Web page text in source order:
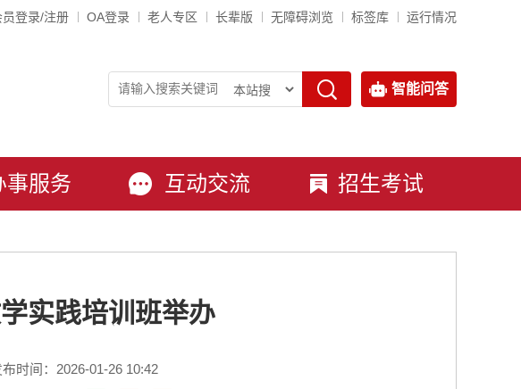
员登录/注册 OA登录 老人专区 长辈版 无障碍浏览 标签库 运行情况
智能问答
事服务 互动交流 招生考试
实践培训班举办
布时间：2026-01-26 10:42